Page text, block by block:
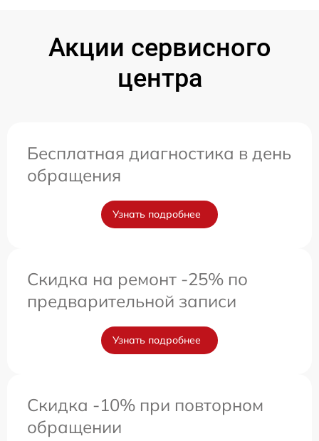
Акции сервисного
центра
Бесплатная диагностика в день
обращения
Узнать подробнее
Скидка на ремонт -25% по
предварительной записи
Узнать подробнее
Скидка -10% при повторном
обращении